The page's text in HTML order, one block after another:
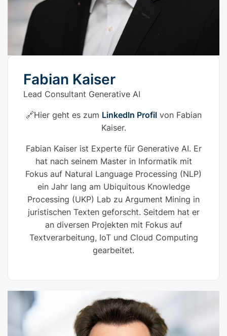
Fabian Kaiser
Lead Consultant Generative AI
🔗Hier geht es zum LinkedIn Profilvon Fabian
Kaiser.
Fabian Kaiser ist Experte für Generative AI. Er
hat nach seinem Master in Informatik mit
Fokus auf Natural Language Processing (NLP)
ein Jahr lang am Ubiquitous Knowledge
Processing (UKP) Lab zu Argument Mining in
juristischen Texten geforscht. Seitdem hat er
an diversen Projekten mit Fokus auf
Textverarbeitung, IoT und Cloud Computing
gearbeitet.